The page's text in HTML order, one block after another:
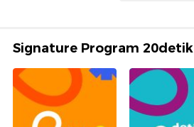
Signature Program 20detik